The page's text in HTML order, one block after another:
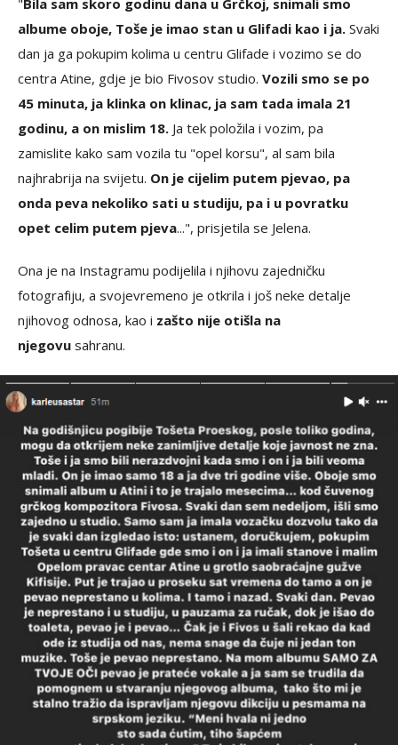
albume oboje, Toše je imao stan u Glifadi kao i ja. Svaki
dan ja ga pokupim kolima u centru Glifade i vozimo se do
centra Atine, gdje je bio Fivosov studio. Vozili smo se po
45 minuta, ja klinka on klinac, ja sam tada imala 21
godinu, a on mislim 18. Ja tek položila i vozim, pa
zamislite kako sam vozila tu "opel korsu", al sam bila
najhrabrija na svijetu. On je cijelim putem pjevao, pa
onda peva nekoliko sati u studiju, pa i u povratku
opet celim putem pjeva...", prisjetila se Jelena.
Ona je na Instagramu podijelila i njihovu zajedničku
fotografiju, a svojevremeno je otkrila i još neke detalje
njihovog odnosa, kao i zašto nije otišla na
njegovu sahranu.